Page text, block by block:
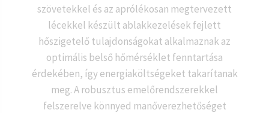
szövetekkel és az aprólékosan megtervezett
lécekkel készült ablakkezelések fejlett
hőszigetelő tulajdonságokat alkalmaznak az
optimális belső hőmérséklet fenntartása
érdekében, így energiaköltségeket takarítanak
meg. A robusztus emelőrendszerekkel
felszerelve könnyed manőverezhetőséget